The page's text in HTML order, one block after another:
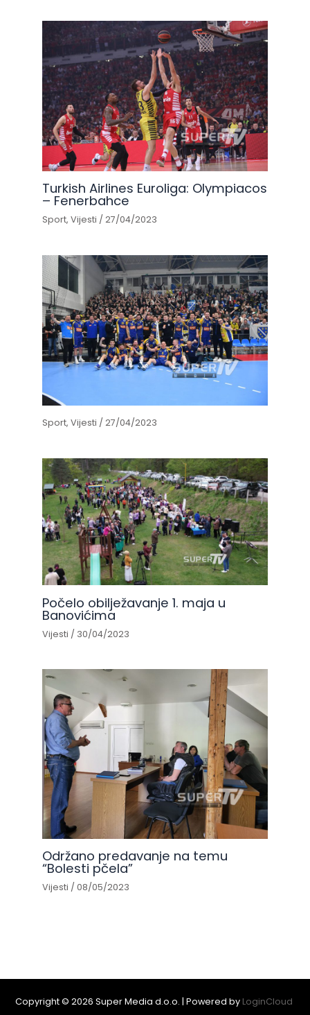
Turkish Airlines Euroliga: Olympiacos
– Fenerbahce
Sport,Vijesti /27/04/2023
Sport,Vijesti /27/04/2023
Počelo obilježavanje 1. maja u
Banovićima
Vijesti / 30/04/2023
Održano predavanje na temu
“Bolesti pčela”
Vijesti /08/05/2023
Copyright © 2026 Super Media d.o.o. | Powered by LoginCloud